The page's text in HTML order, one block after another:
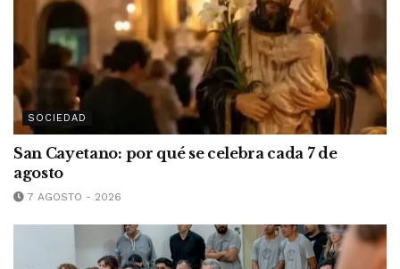
SOCIEDAD
San Cayetano: por qué se celebra cada 7 de
agosto
7 AGOSTO - 2026